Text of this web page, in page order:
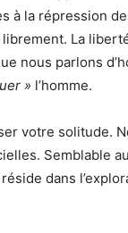
à la répression
La
nous parlons
» l’homme.
votre solitude.
Semblable
dans